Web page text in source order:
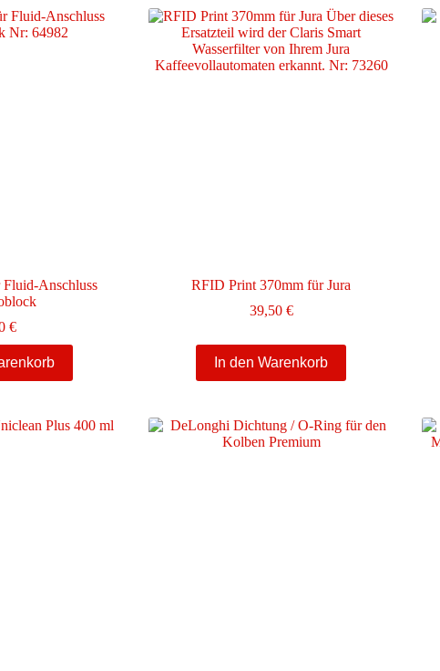
Anschluss
€
RFID Print 370mm für Jura
39,50 €
In den Warenkorb